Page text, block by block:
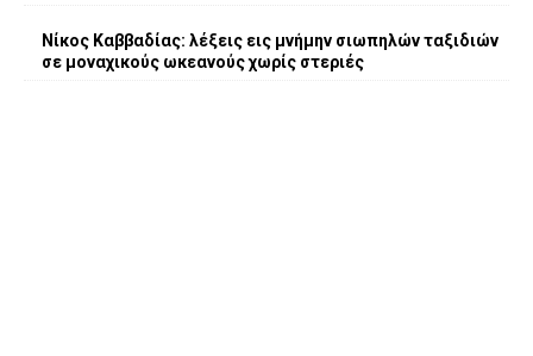
Νίκος Καββαδίας: λέξεις εις μνήμην σιωπηλών ταξιδιών
σε μοναχικούς ωκεανούς χωρίς στεριές